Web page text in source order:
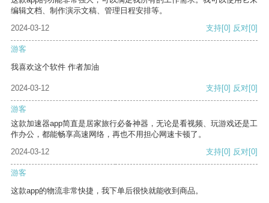
编辑文档、制作演示文稿、管理日程安排等。
2024-03-12
支持[0] 反对[0]
游客
我喜欢这个软件 作者加油
2024-03-12 支持[0] 反对[0]
游客
这款加速器app简直是居家旅行必备神器，无论是看视频、玩游戏还是工
作办公，都能畅享高速网络，再也不用担心网速卡顿了。
2024-03-12
支持[0] 反对[0]
游客
这款app的物流非常快捷，我下单后很快就能收到商品。